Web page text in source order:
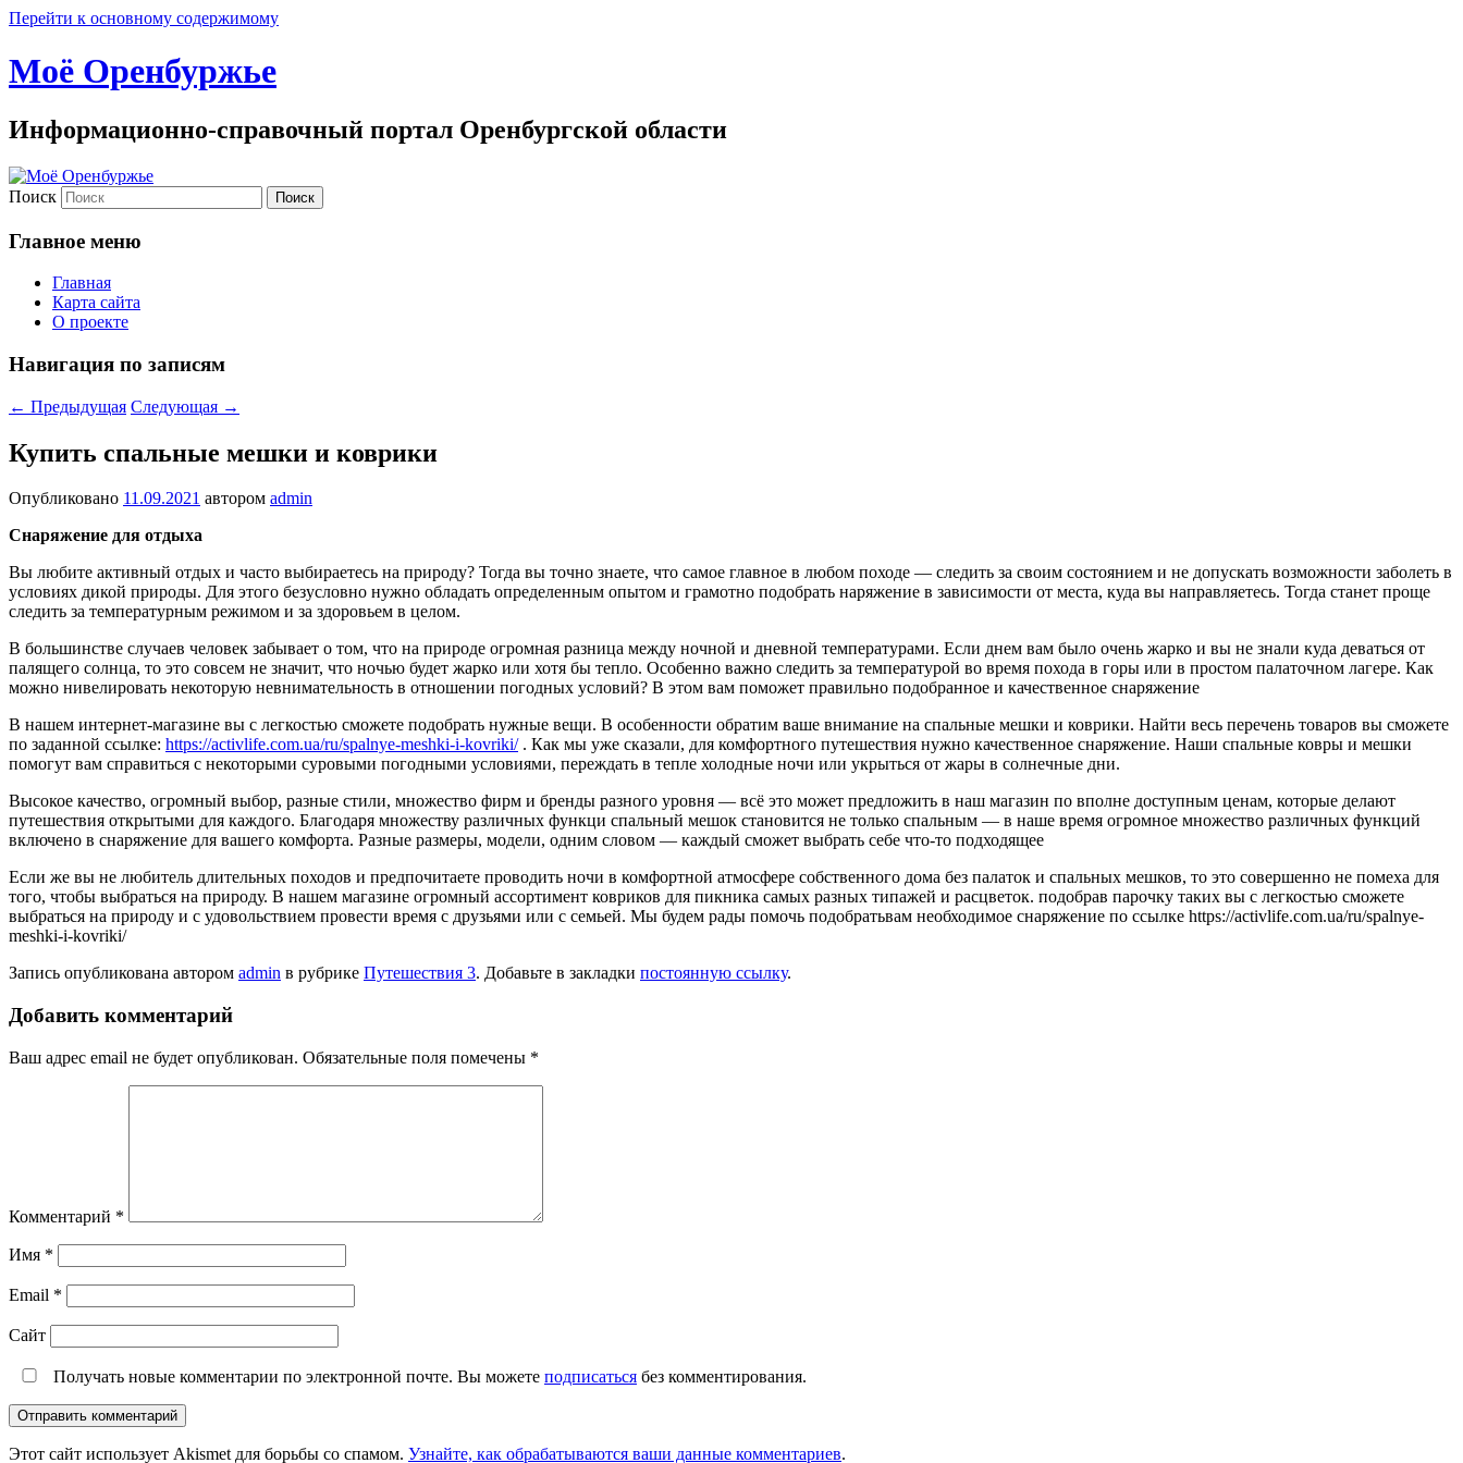
Перейти к основному содержимому
Моё Оренбуржье
Информационно-справочный портал Оренбургской области
Поиск
Главное меню
Главная
Карта сайта
О проекте
Навигация по записям
← Предыдущая Следующая →
Купить спальные мешки и коврики
Опубликовано 11.09.2021 автором admin
Снаряжение для отдыха
Вы любите активный отдых и часто выбираетесь на природу? Тогда вы точно знаете, что самое главное в любом походе — следить за своим состоянием и не допускать возможности заболеть в
условиях дикой природы. Для этого безусловно нужно обладать определенным опытом и грамотно подобрать наряжение в зависимости от места, куда вы направляетесь. Тогда станет проще
следить за температурным режимом и за здоровьем в целом.
В большинстве случаев человек забывает о том, что на природе огромная разница между ночной и дневной температурами. Если днем вам было очень жарко и вы не знали куда деваться от
палящего солнца, то это совсем не значит, что ночью будет жарко или хотя бы тепло. Особенно важно следить за температурой во время похода в горы или в простом палаточном лагере. Как
можно нивелировать некоторую невнимательность в отношении погодных условий? В этом вам поможет правильно подобранное и качественное снаряжение
В нашем интернет-магазине вы с легкостью сможете подобрать нужные вещи. В особенности обратим ваше внимание на спальные мешки и коврики. Найти весь перечень товаров вы сможете
по заданной ссылке: https://activlife.com.ua/ru/spalnye-meshki-i-kovriki/. Как мы уже сказали, для комфортного путешествия нужно качественное снаряжение. Наши спальные ковры и мешки
помогут вам справиться с некоторыми суровыми погодными условиями, переждать в тепле холодные ночи или укрыться от жары в солнечные дни.
Высокое качество, огромный выбор, разные стили, множество фирм и бренды разного уровня — всё это может предложить в наш магазин по вполне доступным ценам, которые делают
путешествия открытыми для каждого. Благодаря множеству различных функци спальный мешок становится не только спальным — в наше время огромное множество различных функций
включено в снаряжение для вашего комфорта. Разные размеры, модели, одним словом — каждый сможет выбрать себе что-то подходящее
Если же вы не любитель длительных походов и предпочитаете проводить ночи в комфортной атмосфере собственного дома без палаток и спальных мешков, то это совершенно не помеха для
того, чтобы выбраться на природу. В нашем магазине огромный ассортимент ковриков для пикника самых разных типажей и расцветок. подобрав парочку таких вы с легкостью сможете
выбраться на природу и с удовольствием провести время с друзьями или с семьей. Мы будем рады помочь подобратьвам необходимое снаряжение по ссылке https://activlife.com.ua/ru/spalnye-
meshki-i-kovriki/
Запись опубликована автором admin в рубрике Путешествия 3. Добавьте в закладки постоянную ссылку.
Добавить комментарий
Ваш адрес email не будет опубликован. Обязательные поля помечены *
Комментарий *
Имя *
Email *
Сайт
Получать новые комментарии по электронной почте. Вы можете подписаться без комментирования.
Этот сайт использует Akismet для борьбы со спамом. Узнайте, как обрабатываются ваши данные комментариев.